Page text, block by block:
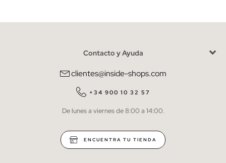
He leído y entiendo lapolítica de privacidad
QUIERO SUSCRIBIRME
* Puedes cancelar la suscripción en cualquier momento.
Contacto y Ayuda
clientes@inside-shops.com
+34 900 10 32 57
De lunes a viernes de 8:00 a 14:00.
ENCUENTRA TU TIENDA